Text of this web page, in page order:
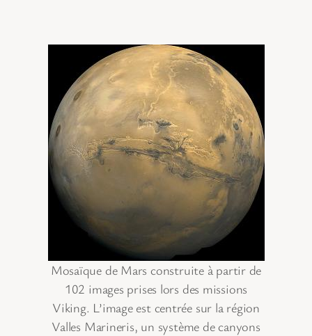
Mosaïque de Mars construite à partir de
102 images prises lors des missions
Viking. L’image est centrée sur la région
Valles Marineris, un système de canyons